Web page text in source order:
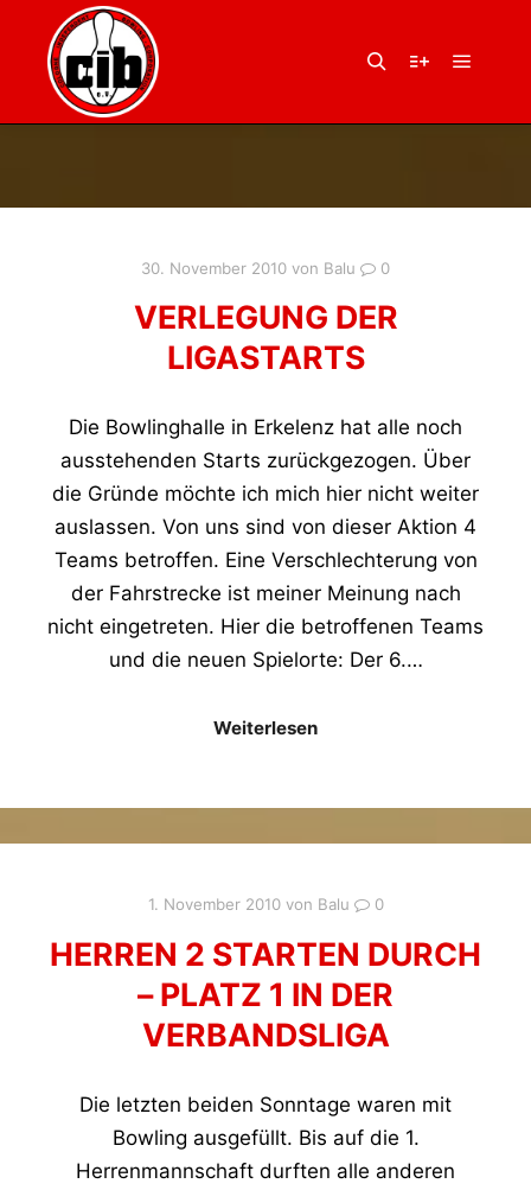
30. November 2010 von Balu 0
VERLEGUNG DER
LIGASTARTS
Die Bowlinghalle in Erkelenz hat alle noch
ausstehenden Starts zurückgezogen. Über
die Gründe möchte ich mich hier nicht weiter
auslassen. Von uns sind von dieser Aktion 4
Teams betroffen. Eine Verschlechterung von
der Fahrstrecke ist meiner Meinung nach
nicht eingetreten. Hier die betroffenen Teams
und die neuen Spielorte: Der 6.…
Weiterlesen
1. November 2010von Balu 0
HERREN 2 STARTEN DURCH
– PLATZ 1 IN DER
VERBANDSLIGA
Die letzten beiden Sonntage waren mit
Bowling ausgefüllt. Bis auf die 1.
Herrenmannschaft durften alle anderen